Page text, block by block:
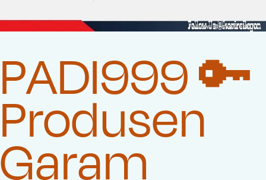
PADI999 🔑
Produsen
Garam